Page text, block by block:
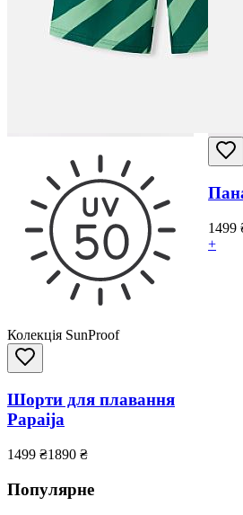
Колекція SunProof
Шорти для плавання
Papaija
1499 ₴1890 ₴
1499
+
Популярне